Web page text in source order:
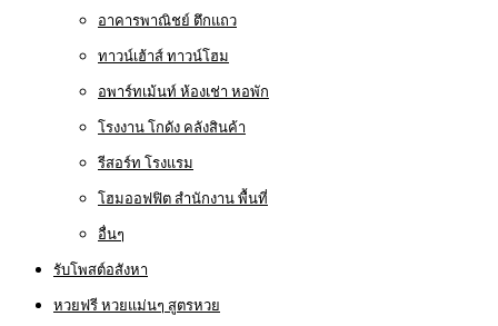
อาคารพาณิชย์ ตึกแถว
ทาวน์เฮ้าส์ ทาวน์โฮม
อพาร์ทเม้นท์ ห้องเช่า หอพัก
โรงงาน โกดัง คลังสินค้า
รีสอร์ท โรงแรม
โฮมออฟฟิต สำนักงาน พื้นที่
อื่นๆ
รับโพสต์อสังหา
หวยฟรี หวยแม่นๆ สูตรหวย